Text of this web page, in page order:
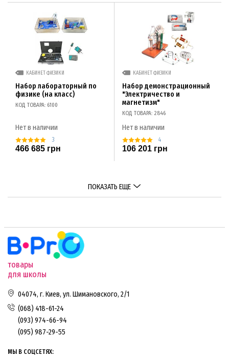
КАБИНЕТ ФИЗИКИ
Набор лабораторный по
физике (на класс)
КОД ТОВАРА: 6100
Нет в наличии
3
466 685 грн
КАБИНЕТ ФИЗИКИ
Набор демонстрационный
"Электричество и
магнетизм"
КОД ТОВАРА: 2846
Нет в наличии
4
106 201 грн
ПОКАЗАТЬ ЕЩЕ
товары
для школы
04074, г. Киев, ул. Шимановского, 2/1
(068) 418-61-24
(093) 974-66-94
(095) 987-29-55
МЫ В СОЦСЕТЯХ: